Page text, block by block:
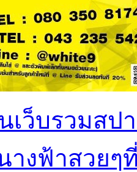
นเว็บรวม
างฟ้าสวย